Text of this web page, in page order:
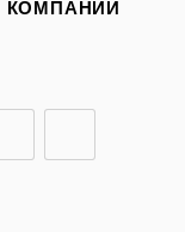
КОМПАНИИ